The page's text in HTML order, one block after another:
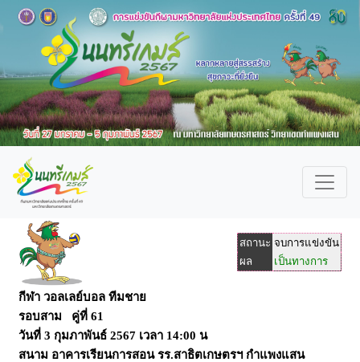
สถานะ จบการแข่งขัน
ผล
เป็นทางการ
กีฬา วอลเลย์บอล ทีมชาย
รอบสาม คู่ที่ 61
วันที่ 3 กุมภาพันธ์ 2567 เวลา 14:00 น
สนาม อาคารเรียนการสอน รร.สาธิตเกษตรฯ กำแพงแสน